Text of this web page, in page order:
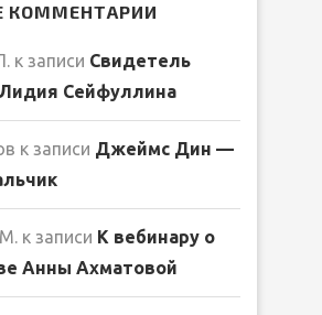
КОММЕНТАРИИ
к записи Свидетель
Сейфуллина
к записи Джеймс Дин —
к записи К вебинару о
Анны Ахматовой